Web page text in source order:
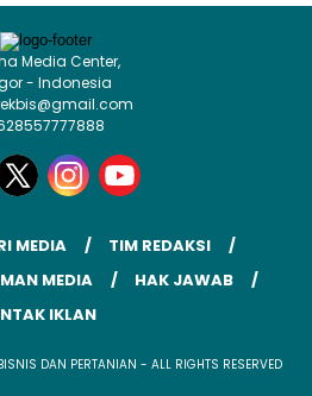
Media Center,
- Indonesia
MEDIA
TIM REDAKSI
MEDIA
HAK JAWAB
IKLAN
DAN PERTANIAN - ALL RIGHTS RESERVED